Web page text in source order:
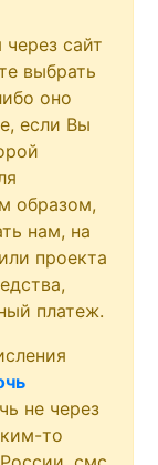
сайт
выбрать
оно
если Вы
образом,
нам, на
проекта
платеж.
не через
то